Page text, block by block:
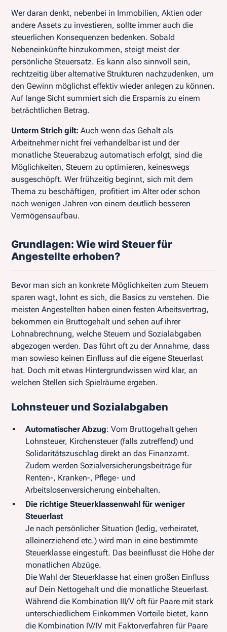
Wer daran denkt, nebenbei in Immobilien, Aktien oder
andere Assets zu investieren, sollte immer auch die
steuerlichen Konsequenzen bedenken. Sobald
Nebeneinkünfte hinzukommen, steigt meist der
persönliche Steuersatz. Es kann also sinnvoll sein,
rechtzeitig über alternative Strukturen nachzudenken, um
den Gewinn möglichst effektiv wieder anlegen zu können.
Auf lange Sicht summiert sich die Ersparnis zu einem
beträchtlichen Betrag.
Unterm Strich gilt:Auch wenn das Gehalt als
Arbeitnehmer nicht frei verhandelbar ist und der
monatliche Steuerabzug automatisch erfolgt, sind die
Möglichkeiten, Steuern zu optimieren, keineswegs
ausgeschöpft. Wer frühzeitig beginnt, sich mit dem
Thema zu beschäftigen, profitiert im Alter oder schon
nach wenigen Jahren von einem deutlich besseren
Vermögensaufbau.
Grundlagen: Wie wird Steuer für
Angestellte erhoben?
Bevor man sich an konkrete Möglichkeiten zum Steuern
sparen wagt, lohnt es sich, die Basics zu verstehen. Die
meisten Angestellten haben einen festen Arbeitsvertrag,
bekommen ein Bruttogehalt und sehen auf ihrer
Lohnabrechnung, welche Steuern und Sozialabgaben
abgezogen werden. Das führt oft zu der Annahme, dass
man sowieso keinen Einfluss auf die eigene Steuerlast
hat. Doch mit etwas Hintergrundwissen wird klar, an
welchen Stellen sich Spielräume ergeben.
Lohnsteuer und Sozialabgaben
Automatischer Abzug: Vom Bruttogehalt gehen
Lohnsteuer, Kirchensteuer (falls zutreffend) und
Solidaritätszuschlag direkt an das Finanzamt.
Zudem werden Sozialversicherungsbeiträge für
Renten-, Kranken-, Pflege- und
Arbeitslosenversicherung einbehalten.
Die richtige Steuerklassenwahl für weniger
Steuerlast
Je nach persönlicher Situation (ledig, verheiratet,
alleinerziehend etc.) wird man in eine bestimmte
Steuerklasse eingestuft. Das beeinflusst die Höhe der
monatlichen Abzüge.
Die Wahl der Steuerklasse hat einen großen Einfluss
auf Dein Nettogehalt und die monatliche Steuerlast.
Während die Kombination III/V oft für Paare mit stark
unterschiedlichem Einkommen Vorteile bietet, kann
die Kombination IV/IV mit Faktorverfahren für Paare